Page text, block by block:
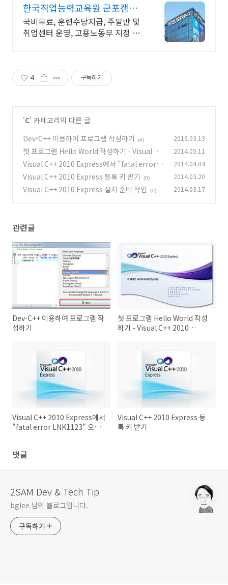
한국직업능력교육원 군포캠퍼
스
국비무료, 훈련수당지급, 주말반 및
취업센터 운영, 고용노동부 지정 최
4 구독하기
'C' 카테고리의 다른 글
Dev-C++ 이용하여 프로그램 작성하기
(4) 2016.03.13
첫 프로그램 Hello World 작성하기 - Visual C+
+ 2010 Express
(0)
2014.05.11
Visual C++ 2010 Express에서 "fatal error L
NK1123" 오류 해결 방볍 (3)
2014.04.04
Visual C++ 2010 Express 등록 키 받기 (0) 2014.03.20
Visual C++ 2010 Express 설치 준비 작업 (0) 2014.03.17
관련글
Dev-C++ 이용하여 프로그램 작
성하기
첫 프로그램 Hello World 작성
하기 - Visual C++ 2010
Visual C++ 2010 Express에서
"fatal error LNK1123" 오류
Visual C++ 2010 Express 등
록 키 받기
댓글
2SAM Dev & Tech Tip
bglee 님의 블로그입니다.
구독하기